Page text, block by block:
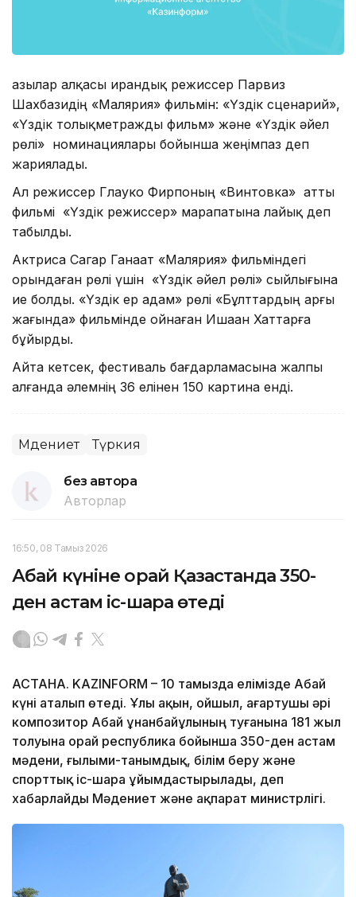
Қазылар алқасы ирандық режиссер Парвиз
Шахбазидің «Малярия» фильмін: «Үздік сценарий»,
«Үздік толықметражды фильм» және «Үздік әйел
рөлі» номинациялары бойынша жеңімпаз деп
жариялады.
Ал режиссер Глауко Фирпоның «Винтовка» атты
фильмі «Үздік режиссер» марапатына лайық деп
табылды.
Актриса Сагар Ганаат «Малярия» фильміндегі
орындаған рөлі үшін «Үздік әйел рөлі» сыйлығына
ие болды. «Үздік ер адам» рөлі «Бұлттардың арғы
жағында» фильмінде ойнаған Ишаан Хаттарға
бұйырды.
Айта кетсек, фестиваль бағдарламасына жалпы
алғанда әлемнің 36 елінен 150 картина енді.
Мәдениет Түркия
без автора
Авторлар
16:50, 08 Тамыз 2026
Абай күніне орай Қазақстанда 350-
ден астам іс-шара өтеді
АСТАНА. KAZINFORM – 10 тамызда елімізде Абай
күні аталып өтеді. Ұлы ақын, ойшыл, ағартушы әрі
композитор Абай Құнанбайұлының туғанына 181 жыл
толуына орай республика бойынша 350-ден астам
мәдени, ғылыми-танымдық, білім беру және
спорттық іс-шара ұйымдастырылады, деп
хабарлайды Мәдениет және ақпарат министрлігі.